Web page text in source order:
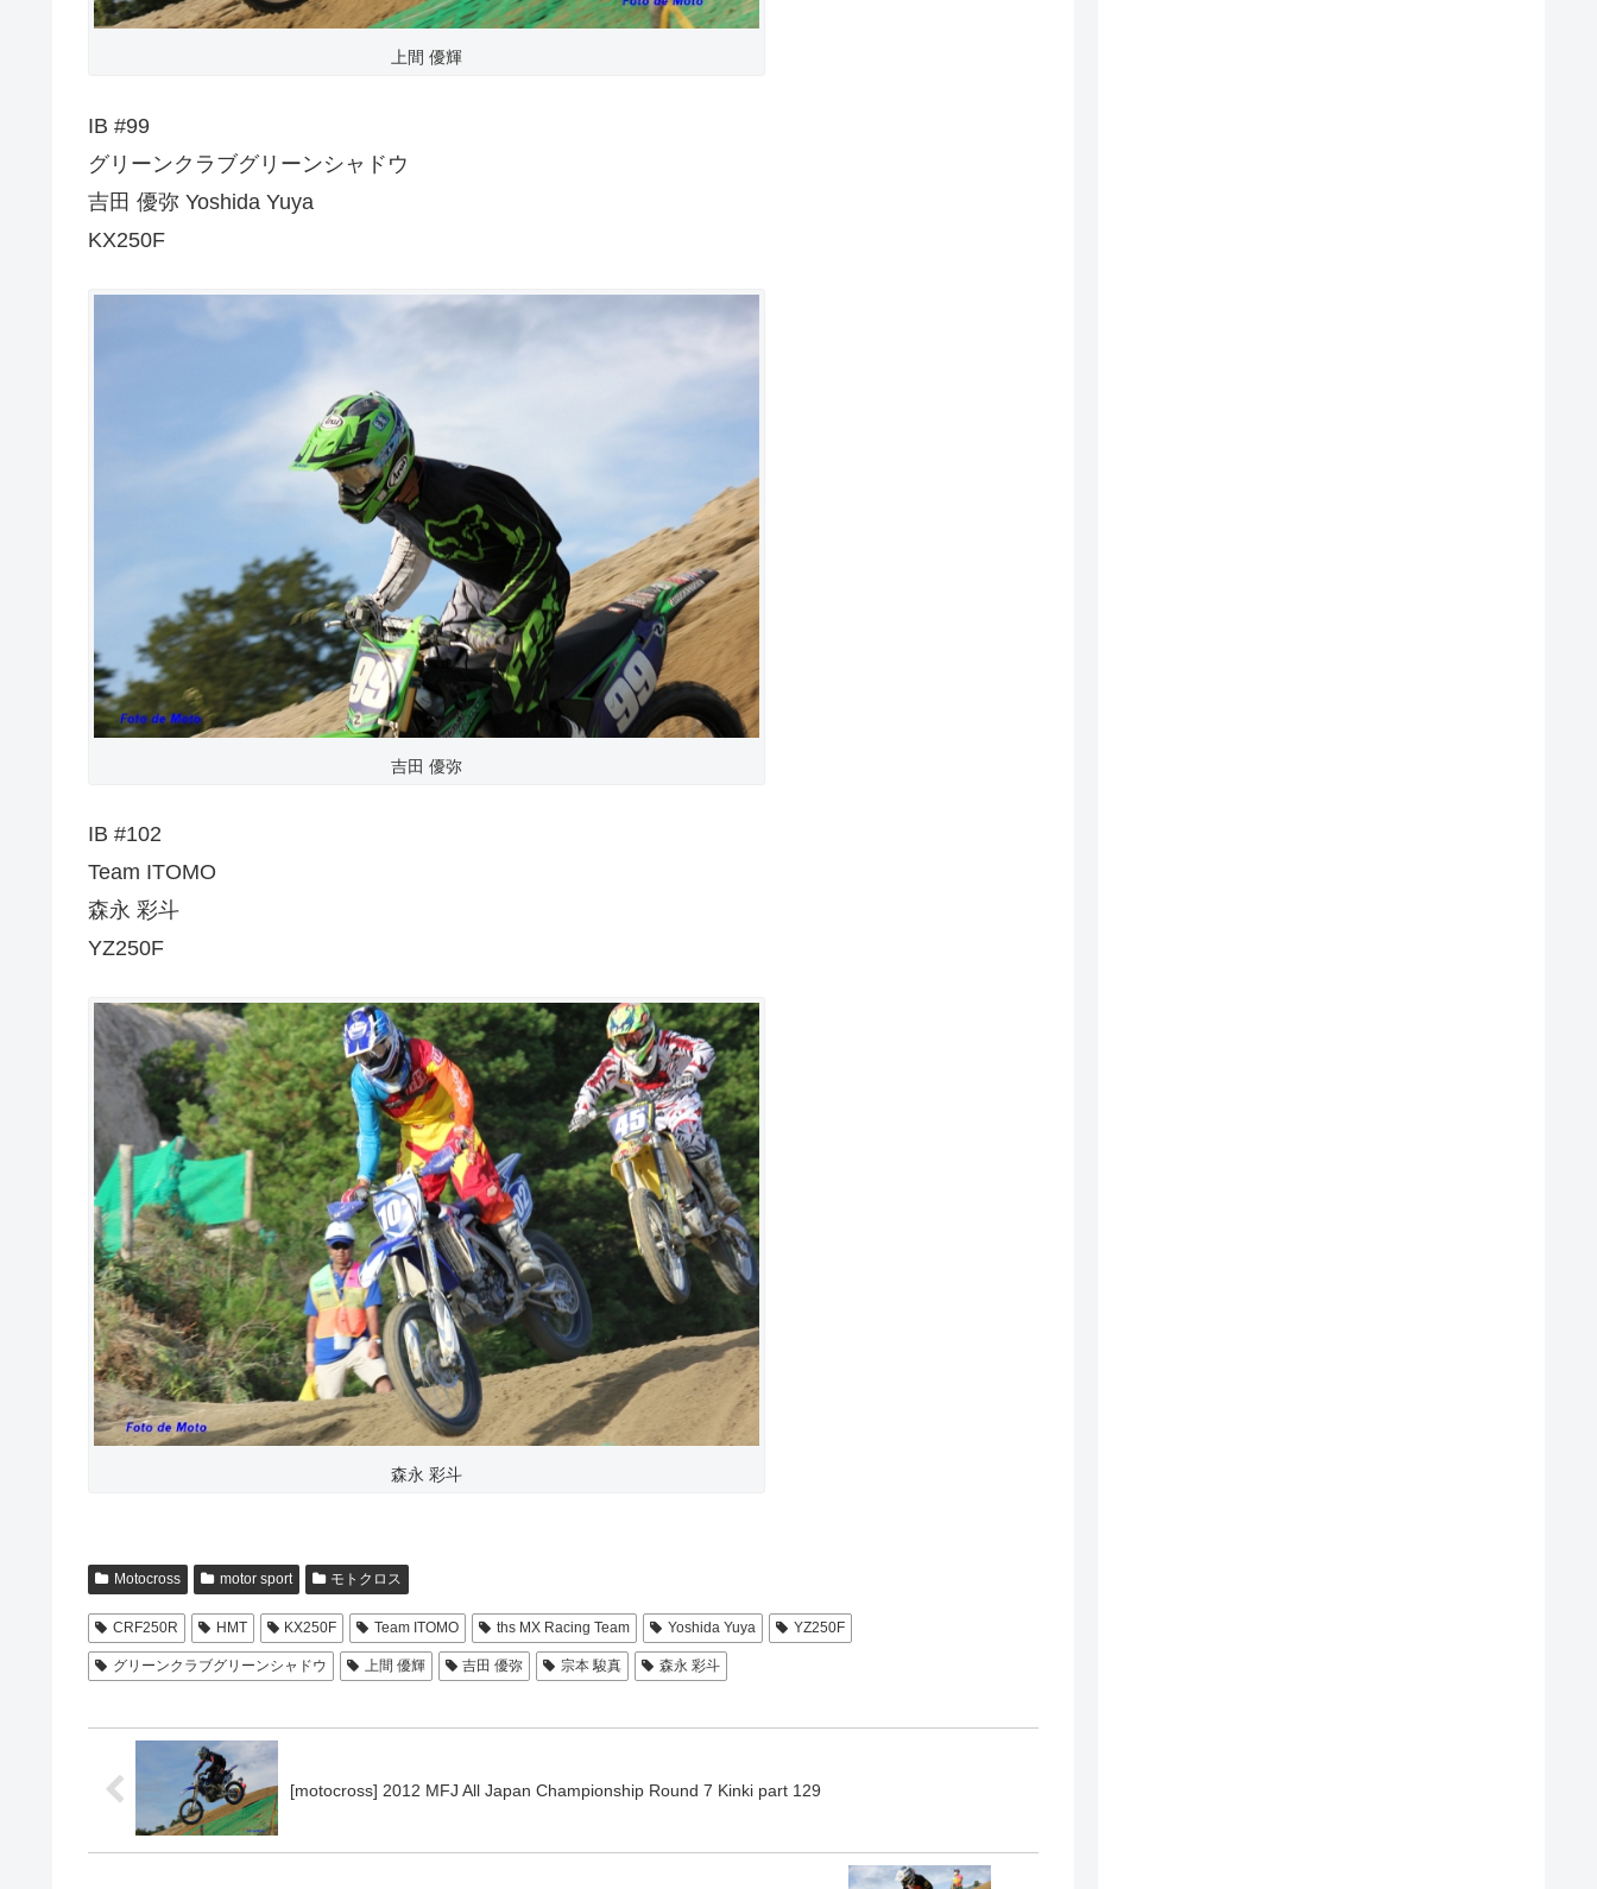
上間 優輝
IB #99
グリーンクラブグリーンシャドウ
吉田 優弥 Yoshida Yuya
KX250F
吉田 優弥
IB #102
Team ITOMO
森永 彩斗
YZ250F
森永 彩斗
Motocross motor sport モトクロス
CRF250R HMT KX250F Team ITOMO ths MX Racing Team Yoshida Yuya YZ250F
グリーンクラブグリーンシャドウ 上間 優輝 吉田 優弥 宗本 駿真 森永 彩斗
[motocross] 2012 MFJ All Japan Championship Round 7 Kinki part 129